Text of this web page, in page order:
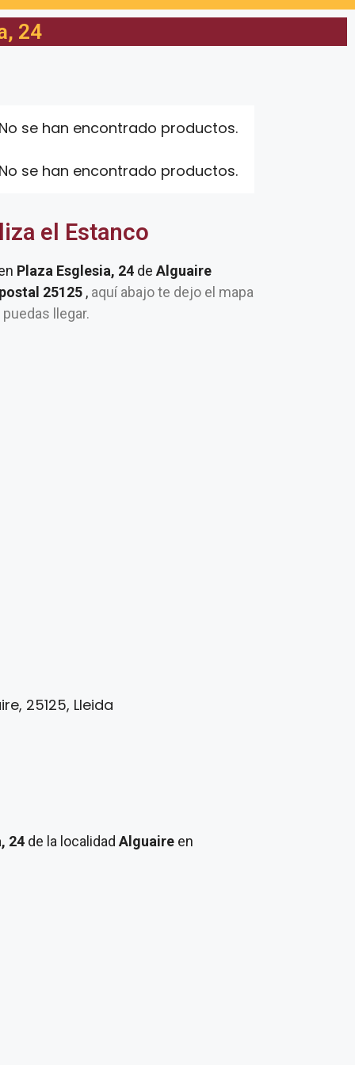
24
No se han encontrado productos.
No se han encontrado productos.
el Estanco
Plaza Esglesia, 24 de Alguaire
25125 , aquí abajo te dejo el mapa
llegar.
25125, Lleida
24 de la localidad Alguaire en